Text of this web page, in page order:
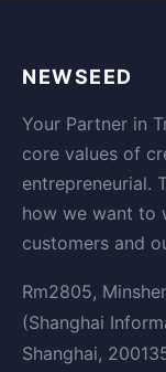
NEWSEED
Your Partner in
core values of
entrepreneurial.
how we want to
customers and
Rm2805,
(Shanghai
Shanghai,